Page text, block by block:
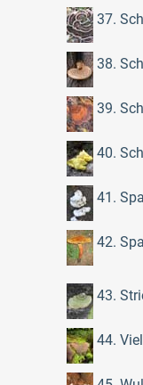
37.
38.
39.
40.
41.
42.
43.
44.